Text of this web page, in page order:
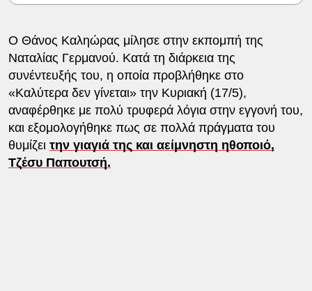
Ο Θάνος Καληώρας μίλησε στην εκπομπή της
Ναταλίας Γερμανού. Κατά τη διάρκεια της
συνέντευξής του, η οποία προβλήθηκε στο
«Καλύτερα δεν γίνεται» την Κυριακή (17/5),
αναφέρθηκε με πολύ τρυφερά λόγια στην εγγονή του,
και εξομολογήθηκε πως σε πολλά πράγματα του
θυμίζει την γιαγιά της και αείμνηστη ηθοποιό,
Τζέσυ Παπουτσή.